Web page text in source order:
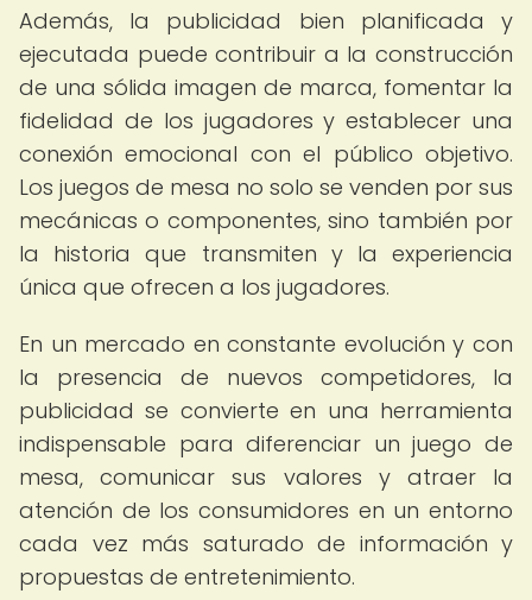
Además, la publicidad bien planificada y
ejecutada puede contribuir a la construcción
de una sólida imagen de marca, fomentar la
fidelidad de los jugadores y establecer una
conexión emocional con el público objetivo.
Los juegos de mesa no solo se venden por sus
mecánicas o componentes, sino también por
la historia que transmiten y la experiencia
única que ofrecen a los jugadores.
En un mercado en constante evolución y con
la presencia de nuevos competidores, la
publicidad se convierte en una herramienta
indispensable para diferenciar un juego de
mesa, comunicar sus valores y atraer la
atención de los consumidores en un entorno
cada vez más saturado de información y
propuestas de entretenimiento.